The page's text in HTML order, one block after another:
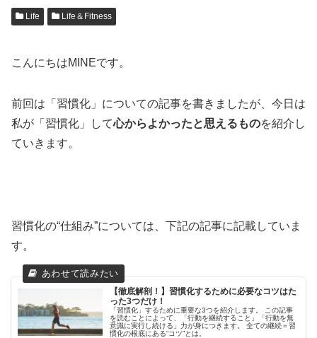
Life Life＆Fitness
こんにちはMINEです。
前回は「習慣化」についての記事を書きましたが、今日は
私が「習慣化」して心からよかったと思えるものを紹介し
ていきます。
習慣化の“仕組み”については、下記の記事に記載していま
す。
【徹底解剖！】習慣化するために必要なコツはた
った3つだけ！
「習慣化」するために重要な3つを紹介します。 この記事
を読むことによって、「行動を継続すること」「行動を無
意識に実行し続ける」力が身につきます。 全ての継続＝習
慣化の根底にある“コツ”とは。